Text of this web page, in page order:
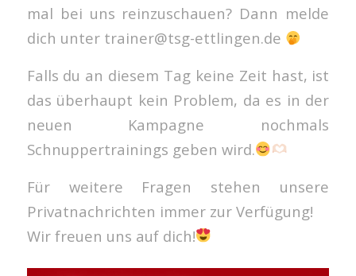
mal bei uns reinzuschauen? Dann melde
dich unter trainer@tsg-ettlingen.de
Falls du an diesem Tag keine Zeit hast, ist
das überhaupt kein Problem, da es in der
neuen Kampagne nochmals
Schnuppertrainings geben wird.
Für weitere Fragen stehen unsere
Privatnachrichten immer zur Verfügung!
Wir freuen uns auf dich!